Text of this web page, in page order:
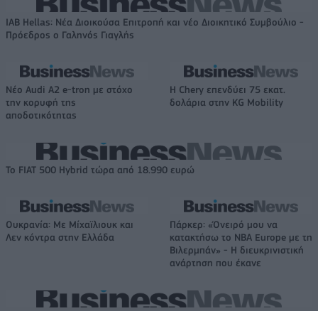
IAB Hellas: Νέα Διοικούσα Επιτροπή και νέο Διοικητικό Συμβούλιο -
Πρόεδρος ο Γαληνός Γιαγλής
Νέο Audi A2 e-tron με στόχο
την κορυφή της
αποδοτικότητας
Η Chery επενδύει 75 εκατ.
δολάρια στην KG Mobility
Το FIAT 500 Hybrid τώρα από 18.990 ευρώ
Ουκρανία: Με Μίχαϊλιουκ και
Λεν κόντρα στην Ελλάδα
Πάρκερ: «Όνειρό μου να
κατακτήσω το ΝΒΑ Europe με τη
Βιλερμπάν» - Η διευκρινιστική
ανάρτηση που έκανε